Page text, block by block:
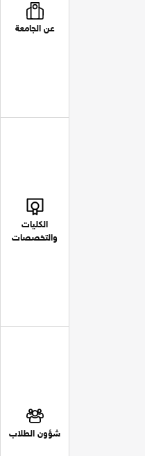
عن الجامعة
الكليات
والتخصصات
شؤون الطلاب